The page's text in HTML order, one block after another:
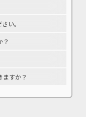
い。
？
ますか？